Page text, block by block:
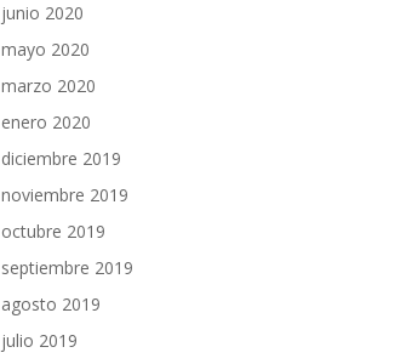
junio 2020
mayo 2020
marzo 2020
enero 2020
diciembre 2019
noviembre 2019
octubre 2019
septiembre 2019
agosto 2019
julio 2019